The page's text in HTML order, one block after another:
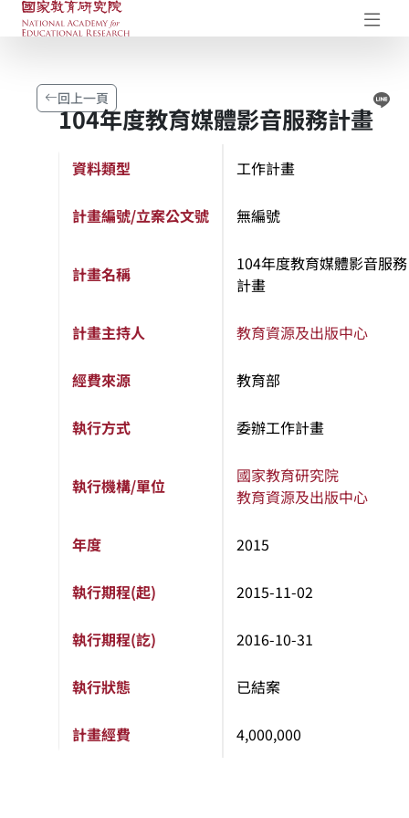
國家教育研究院-研究成果典藏庫
回上一頁
104年度教育媒體影音服務計畫
資料類型 工作計畫
計畫編號/立案公文號 無編號
計畫名稱
104年度教育媒體影音服務
計畫
計畫主持人 教育資源及出版中心
經費來源 教育部
執行方式 委辦工作計畫
執行機構/單位
國家教育研究院
教育資源及出版中心
年度 2015
執行期程(起) 2015-11-02
執行期程(訖) 2016-10-31
執行狀態 已結案
計畫經費 4,000,000